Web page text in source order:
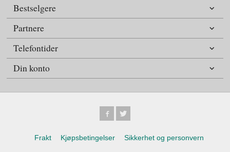
Bestselgere
Partnere
Telefontider
Din konto
Frakt Kjøpsbetingelser Sikkerhet og personvern